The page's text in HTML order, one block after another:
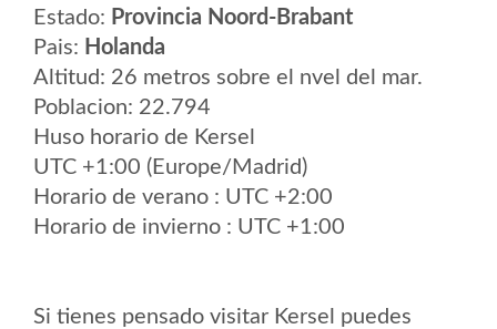
Estado: Provincia Noord-Brabant
Pais: Holanda
Altitud: 26 metros sobre el nvel del mar.
Poblacion: 22.794
Huso horario de Kersel
UTC +1:00 (Europe/Madrid)
Horario de verano : UTC +2:00
Horario de invierno : UTC +1:00
Si tienes pensado visitar Kersel puedes